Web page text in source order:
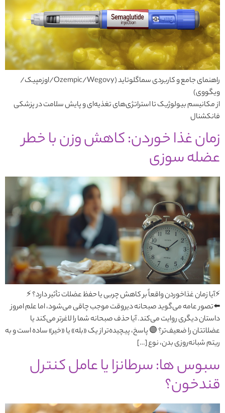
راهنمای جامع و کاربردی سماگلوتاید (Ozempic/Wegovy/اوزمپیک/
ویگووی)
از مکانیسم بیولوژیک تا استراتژی‌های تغذیه‌ای و پایش سلامت در پزشکی
فانکشنال
زمان غذا خوردن: کاهش وزن با خطر
عضله سوزی
⚡️آیا زمان غذاخوردن واقعاً بر کاهش چربی یا حفظ عضلات تأثیر دارد؟ ⚡️
⬅️تصور عامه می‌گوید صبحانه دیروقت موجب چاقی می‌شود، اما علم امروز
داستان دیگری روایت می‌کند. آیا حذف صبحانه شما را لاغرتر می‌کند یا
عضلاتتان را ضعیف‌تر؟ 🟣 پاسخ، پیچیده‌تر از یک «بله» یا «خیر» ساده است و به
ریتم شبانه‌روزی بدن، نوع […]
سبوس ها: سرطانزا یا عامل کنترل
قندخون؟